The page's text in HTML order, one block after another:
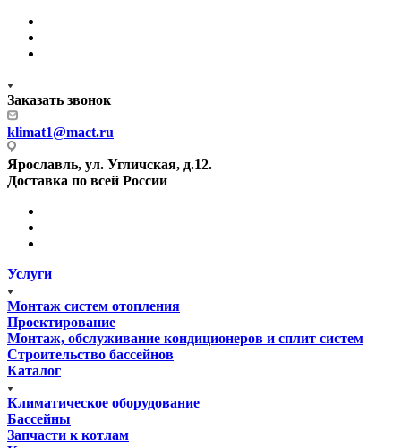
Заказать звонок
klimat1@mact.ru
Ярославль, ул. Угличская, д.12.
Доставка по всей России
Услуги
Монтаж систем отопления
Проектирование
Монтаж, обслуживание кондиционеров и сплит систем
Строительство бассейнов
Каталог
Климатическое оборудование
Бассейны
Запчасти к котлам